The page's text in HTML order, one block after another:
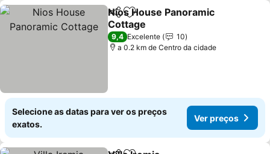
PartilharAdicionar aos favoritos
Nios House Panoramic
Cottage
9,4 Excelente
10
a 0.2 km de Centro da cidade
Selecione as datas para ver os preços
exatos.
Ver preços